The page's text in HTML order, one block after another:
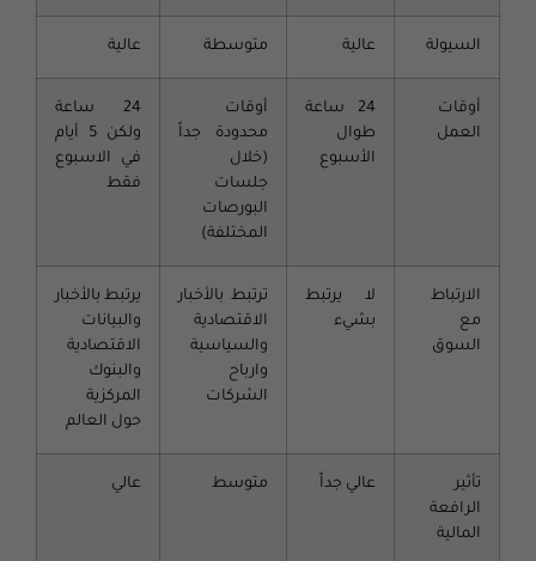
السيولة عالية متوسطة عالية
أوقات
العمل
24 ساعة
طوال
الأسبوع
أوقات
محدودة جداً
(خلال
جلسات
البورصات
المختلفة)
24 ساعة
ولكن 5 أيام
في الاسبوع
فقط
الارتباط
مع
السوق
لا يرتبط
بشيء
ترتبط بالأخبار
الاقتصادية
والسياسية
وارباح
الشركات
يرتبط بالأخبار
والبيانات
الاقتصادية
والبنوك
المركزية
حول العالم
تأثير
الرافعة
المالية
عالي جداً متوسط عالي